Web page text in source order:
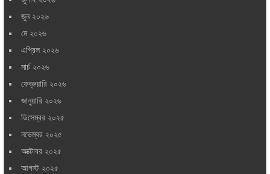
জুন ২০২৬
মে ২০২৬
এপ্রিল ২০২৬
মার্চ ২০২৬
ফেব্রুয়ারি ২০২৬
জানুয়ারি ২০২৬
ডিসেম্বর ২০২৫
নভেম্বর ২০২৫
অক্টোবর ২০২৫
আগস্ট ২০২৫